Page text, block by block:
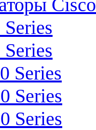
Cisco
Series
Series
Series